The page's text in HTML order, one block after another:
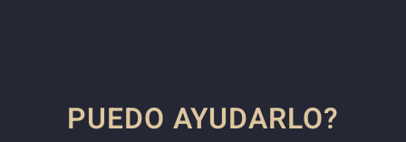
PUEDO AYUDARLO?